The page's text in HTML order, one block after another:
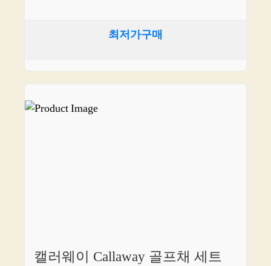
최저가구매
캘러웨이 Callaway 골프채 세트